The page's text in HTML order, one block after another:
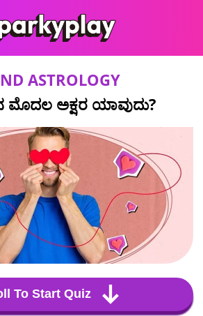
ASTROLOGY
ಮೊದಲ ಅಕ್ಷರ ಯಾವುದು?
To Start Quiz